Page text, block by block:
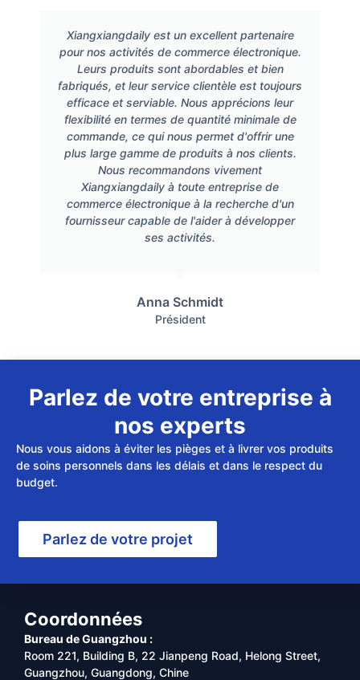
Xiangxiangdaily est un excellent partenaire
pour nos activités de commerce électronique.
Leurs produits sont abordables et bien
fabriqués, et leur service clientèle est toujours
efficace et serviable. Nous apprécions leur
flexibilité en termes de quantité minimale de
commande, ce qui nous permet d'offrir une
plus large gamme de produits à nos clients.
Nous recommandons vivement
Xiangxiangdaily à toute entreprise de
commerce électronique à la recherche d'un
fournisseur capable de l'aider à développer
ses activités.
Anna Schmidt
Président
Parlez de votre entreprise à
nos experts
Nous vous aidons à éviter les pièges et à livrer vos produits
de soins personnels dans les délais et dans le respect du
budget.
Parlez de votre projet
Coordonnées
Bureau de Guangzhou :
Room 221, Building B, 22 Jianpeng Road, Helong Street,
Guangzhou, Guangdong, Chine